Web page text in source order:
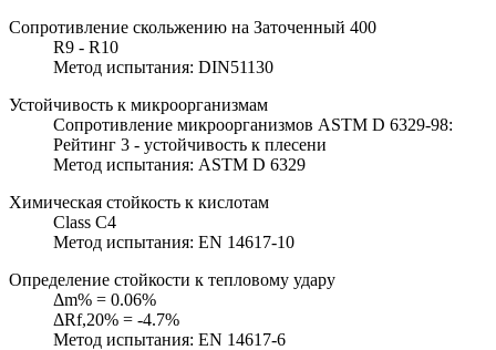
Сопротивление скольжению на Заточенный 400
R9 - R10
Метод испытания: DIN51130
Устойчивость к микроорганизмам
Сопротивление микроорганизмов ASTM D 6329-98:
Рейтинг 3 - устойчивость к плесени
Метод испытания: ASTM D 6329
Химическая стойкость к кислотам
Class C4
Метод испытания: EN 14617-10
Определение стойкости к тепловому удару
Δm% = 0.06%
ΔRf,20% = -4.7%
Метод испытания: EN 14617-6